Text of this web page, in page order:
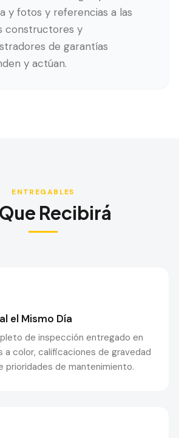
y fotos y referencias a las
constructores y
de garantías
y actúan.
ENTREGABLES
Recibirá
el Mismo Día
de inspección entregado en
a color, calificaciones de gravedad
prioridades de mantenimiento.